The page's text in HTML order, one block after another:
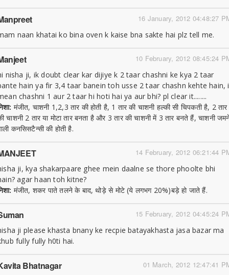
16 January, 2012 04:48:27
naan khatai ko bina oven k kaise bna sakte hai plz tell me.
10 February, 2012 08:45:24
nisha ji, ik doubt clear kar dijiye k 2 taar chashni ke kya 2 taar
hain ya fir 3,4 taar banein toh usse 2 taar chashn kehte hain, i
chashni 1 aur 2 taar hi hoti hai ya aur bhi? pl clear it........
मंजीत, चाशनी 1,2,3 तार की होती है, 1 तार की चाशनी हल्की सी चिपकती है, 2 तार
चाशनी 2 तार या मोटा तार बनता है और 3 तार की चाशनी में 3 तार बनते हैं, चाशनी
कनसिसटैन्सी की होती है.
14 February, 2012 06:21:44
ji, kya shakarpaare ghee mein daalne se thore phoolte bhi
agar haan toh kitne?
मंजीत, शकर पाते तलने के बाद, थोड़े से मोटे (ये लगभग 20%)बड़े हो जाते हैं.
15 February, 2012 04:45:24
ji please khasta bnany ke recpie batayakhasta jasa bazar ma
fully fully h0ti hai.
01 March, 2012 12:47:41
Bhatnagar